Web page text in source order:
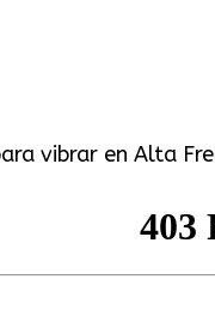
vibrar en Alta